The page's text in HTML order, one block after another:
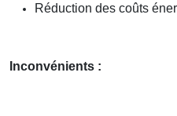
Réduction des coûts
Inconvénients :